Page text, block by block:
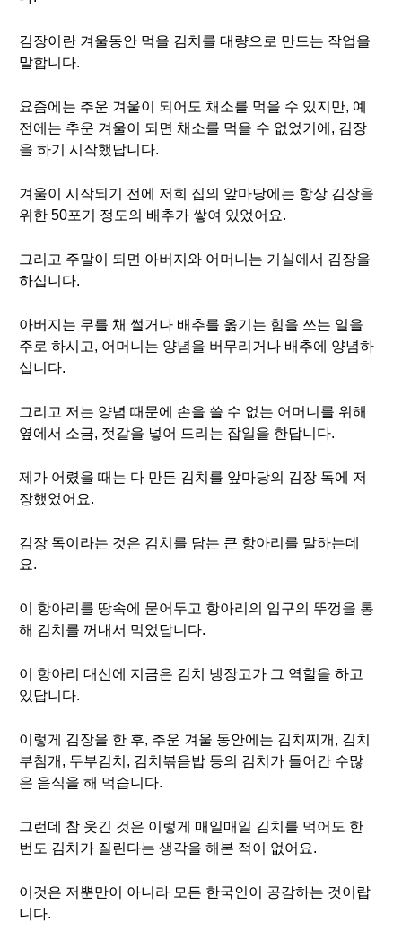
김장이란 겨울동안 먹을 김치를 대량으로 만드는 작업을
말합니다.
요즘에는 추운 겨울이 되어도 채소를 먹을 수 있지만, 예
전에는 추운 겨울이 되면 채소를 먹을 수 없었기에, 김장
을 하기 시작했답니다.
겨울이 시작되기 전에 저희 집의 앞마당에는 항상 김장을
위한 50포기 정도의 배추가 쌓여 있었어요.
그리고 주말이 되면 아버지와 어머니는 거실에서 김장을
하십니다.
아버지는 무를 채 썰거나 배추를 옮기는 힘을 쓰는 일을
주로 하시고, 어머니는 양념을 버무리거나 배추에 양념하
십니다.
그리고 저는 양념 때문에 손을 쓸 수 없는 어머니를 위해
옆에서 소금, 젓갈을 넣어 드리는 잡일을 한답니다.
제가 어렸을 때는 다 만든 김치를 앞마당의 김장 독에 저
장했었어요.
김장 독이라는 것은 김치를 담는 큰 항아리를 말하는데
요.
이 항아리를 땅속에 묻어두고 항아리의 입구의 뚜껑을 통
해 김치를 꺼내서 먹었답니다.
이 항아리 대신에 지금은 김치 냉장고가 그 역할을 하고
있답니다.
이렇게 김장을 한 후, 추운 겨울 동안에는 김치찌개, 김치
부침개, 두부김치, 김치볶음밥 등의 김치가 들어간 수많
은 음식을 해 먹습니다.
그런데 참 웃긴 것은 이렇게 매일매일 김치를 먹어도 한
번도 김치가 질린다는 생각을 해본 적이 없어요.
이것은 저뿐만이 아니라 모든 한국인이 공감하는 것이랍
니다.